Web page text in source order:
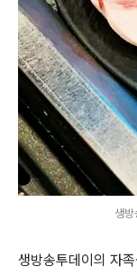
생
생방송투데이의 자